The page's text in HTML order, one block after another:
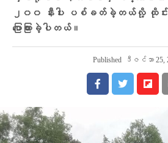
၂၀၀ နီးပါး ပစ်ခတ်ခဲ့တယ်လို့
ပြောကြားခဲ့ပါတယ်။
Published ဒီဇင်ဘာ 25,